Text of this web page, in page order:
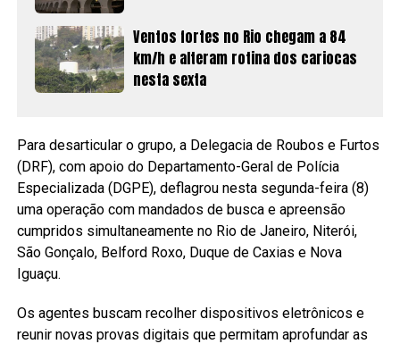
Ventos fortes no Rio chegam a 84
km/h e alteram rotina dos cariocas
nesta sexta
Para desarticular o grupo, a Delegacia de Roubos e Furtos
(DRF), com apoio do Departamento-Geral de Polícia
Especializada (DGPE), deflagrou nesta segunda-feira (8)
uma operação com mandados de busca e apreensão
cumpridos simultaneamente no Rio de Janeiro, Niterói,
São Gonçalo, Belford Roxo, Duque de Caxias e Nova
Iguaçu.
Os agentes buscam recolher dispositivos eletrônicos e
reunir novas provas digitais que permitam aprofundar as